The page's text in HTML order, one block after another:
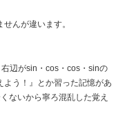
んが違います。
辺がsin・cos・cos・sinの
よう！』とか習った記憶があ
ないから寧ろ混乱した覚え